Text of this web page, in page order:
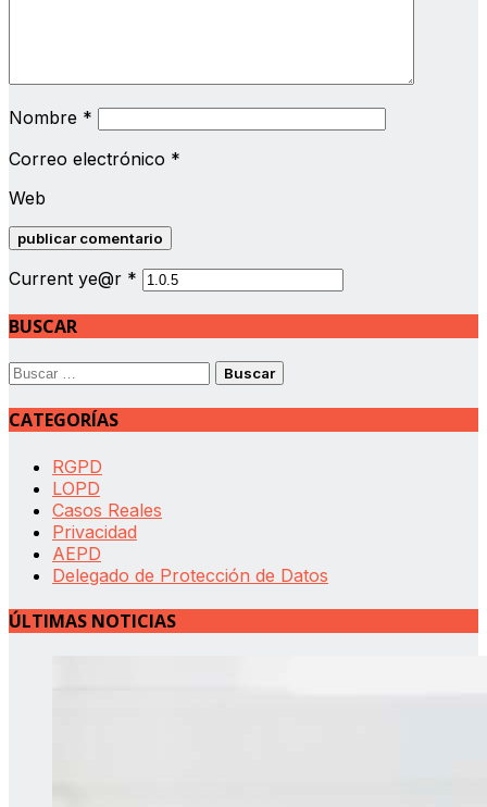
Nombre *
Correo electrónico *
Web
Current ye@r *
BUSCAR
Buscar:
CATEGORÍAS
RGPD
LOPD
Casos Reales
Privacidad
AEPD
Delegado de Protección de Datos
ÚLTIMAS NOTICIAS